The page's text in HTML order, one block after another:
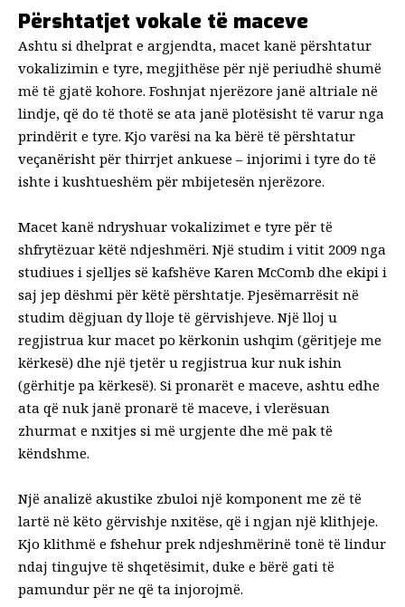
Përshtatjet vokale të maceve
Ashtu si dhelprat e argjendta, macet kanë përshtatur
vokalizimin e tyre, megjithëse për një periudhë shumë
më të gjatë kohore. Foshnjat njerëzore janë altriale në
lindje, që do të thotë se ata janë plotësisht të varur nga
prindërit e tyre. Kjo varësi na ka bërë të përshtatur
veçanërisht për thirrjet ankuese – injorimi i tyre do të
ishte i kushtueshëm për mbijetesën njerëzore.
Macet kanë ndryshuar vokalizimet e tyre për të
shfrytëzuar këtë ndjeshmëri. Një studim i vitit 2009 nga
studiues i sjelljes së kafshëve Karen McComb dhe ekipi i
saj jep dëshmi për këtë përshtatje. Pjesëmarrësit në
studim dëgjuan dy lloje të gërvishjeve. Një lloj u
regjistrua kur macet po kërkonin ushqim (gëritjeje me
kërkesë) dhe një tjetër u regjistrua kur nuk ishin
(gërhitje pa kërkesë). Si pronarët e maceve, ashtu edhe
ata që nuk janë pronarë të maceve, i vlerësuan
zhurmat e nxitjes si më urgjente dhe më pak të
këndshme.
Një analizë akustike zbuloi një komponent me zë të
lartë në këto gërvishje nxitëse, që i ngjan një klithjeje.
Kjo klithmë e fshehur prek ndjeshmërinë tonë të lindur
ndaj tingujve të shqetësimit, duke e bërë gati të
pamundur për ne që ta injorojmë.